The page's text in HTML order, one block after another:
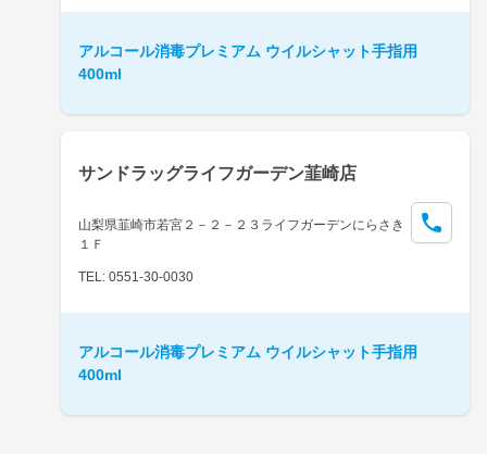
アルコール消毒プレミアム ウイルシャット手指用
400ml
サンドラッグライフガーデン韮崎店
山梨県韮崎市若宮２－２－２３ライフガーデンにらさき
１Ｆ
TEL: 0551-30-0030
アルコール消毒プレミアム ウイルシャット手指用
400ml